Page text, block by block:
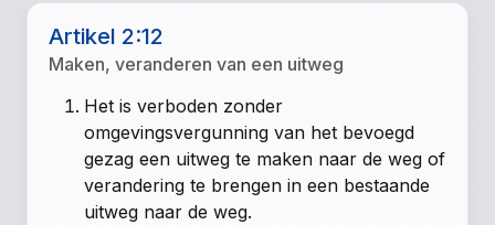
Artikel 2:12
Maken, veranderen van een uitweg
Het is verboden zonder
omgevingsvergunning van het bevoegd
gezag een uitweg te maken naar de weg of
verandering te brengen in een bestaande
uitweg naar de weg.